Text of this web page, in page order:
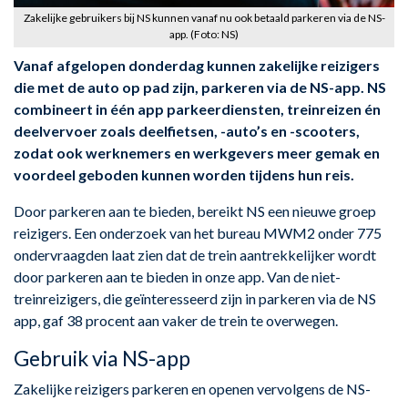
Zakelijke gebruikers bij NS kunnen vanaf nu ook betaald parkeren via de NS-
app. (Foto: NS)
Vanaf afgelopen donderdag kunnen zakelijke reizigers
die met de auto op pad zijn, parkeren via de NS-app. NS
combineert in één app parkeerdiensten, treinreizen én
deelvervoer zoals deelfietsen, -auto’s en -scooters,
zodat ook werknemers en werkgevers meer gemak en
voordeel geboden kunnen worden tijdens hun reis.
Door parkeren aan te bieden, bereikt NS een nieuwe groep
reizigers. Een onderzoek van het bureau MWM2 onder 775
ondervraagden laat zien dat de trein aantrekkelijker wordt
door parkeren aan te bieden in onze app. Van de niet-
treinreizigers, die geïnteresseerd zijn in parkeren via de NS
app, gaf 38 procent aan vaker de trein te overwegen.
Gebruik via NS-app
Zakelijke reizigers parkeren en openen vervolgens de NS-